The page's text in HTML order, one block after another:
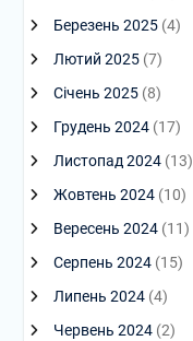
Березень 2025(4)
Лютий 2025(7)
Січень 2025(8)
Грудень 2024(17)
Листопад 2024(13)
Жовтень 2024(10)
Вересень 2024(11)
Серпень 2024(15)
Липень 2024(4)
Червень 2024(2)